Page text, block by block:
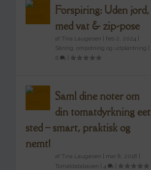
Forspiring: Uden jord,
med vat & zip-pose
af Tina Laugesen feb 2, 2024
Såning, ompotning og udplantning
6
Saml dine noter om
din tomatdyrkning eet
sted – smart, praktisk og
nemt!
af Tina Laugesen mar 8, 2018
Tomatdatabasen
4